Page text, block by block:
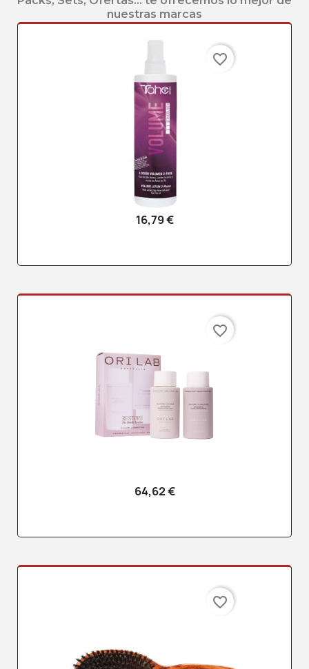
nuestras marcas
16,79 €
favorite_border
64,62 €
favorite_border
favorite_border